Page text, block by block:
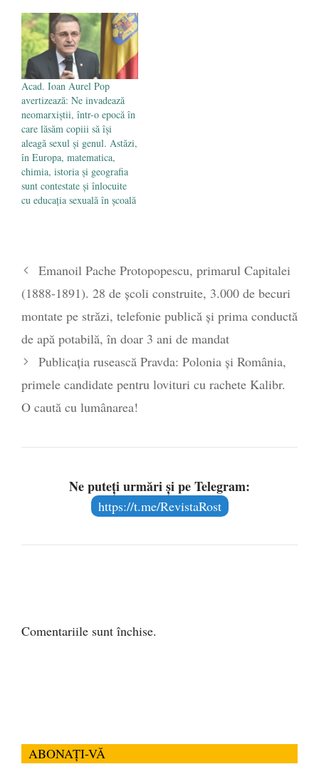
Acad. Ioan Aurel Pop
avertizează: Ne invadează
neomarxiștii, într-o epocă în
care lăsăm copiii să își
aleagă sexul și genul. Astăzi,
în Europa, matematica,
chimia, istoria și geografia
sunt contestate și înlocuite
cu educația sexuală în școală
Emanoil Pache Protopopescu, primarul Capitalei
(1888-1891). 28 de școli construite, 3.000 de becuri
montate pe străzi, telefonie publică și prima conductă
de apă potabilă, în doar 3 ani de mandat
Publicația rusească Pravda: Polonia și România,
primele candidate pentru lovituri cu rachete Kalibr.
O caută cu lumânarea!
Ne puteți urmări și pe Telegram:
https://t.me/RevistaRost
Comentariile sunt închise.
ABONAȚI-VĂ